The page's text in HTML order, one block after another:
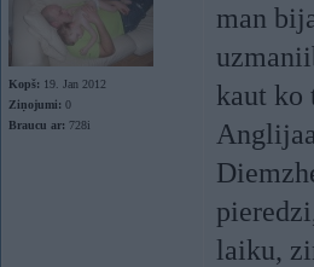
Kopš: 19. Jan 2012
Ziņojumi: 0
Braucu ar: 728i
man
kaut ko
laiku,